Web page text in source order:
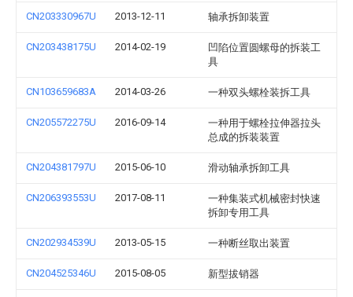
CN203330967U 2013-12-11 轴承拆卸装置
CN203438175U 2014-02-19
凹陷位置圆螺母的拆装工
具
CN103659683A 2014-03-26 一种双头螺栓装拆工具
CN205572275U 2016-09-14
一种用于螺栓拉伸器拉头
总成的拆装装置
CN204381797U 2015-06-10 滑动轴承拆卸工具
CN206393553U 2017-08-11
一种集装式机械密封快速
拆卸专用工具
CN202934539U 2013-05-15 一种断丝取出装置
CN204525346U 2015-08-05 新型拔销器